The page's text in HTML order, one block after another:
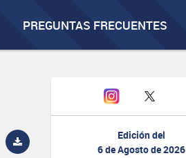
PREGUNTAS FRECUENTES
Edición del
6 de Agosto de 2026